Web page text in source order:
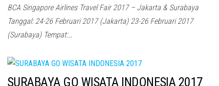
BCA Singapore Airlines Travel Fair 2017 – Jakarta & Surabaya
Tanggal: 24-26 Februari 2017 (Jakarta) 23-26 Februari 2017
(Surabaya) Tempat:…
SURABAYA GO WISATA INDONESIA 2017